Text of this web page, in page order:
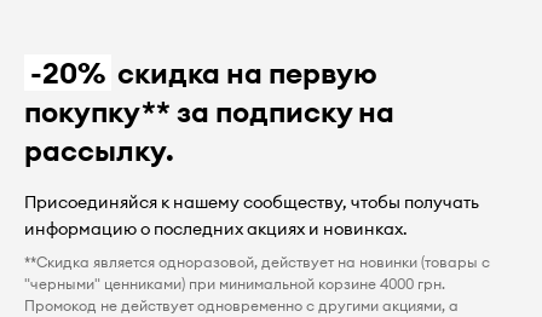
-20% скидка на первую
покупку** за подписку на
рассылку.
Присоединяйся к нашему сообществу, чтобы получать
информацию о последних акциях и новинках.
**Скидка является одноразовой, действует на новинки (товары с
"черными" ценниками) при минимальной корзине 4000 грн.
Промокод не действует одновременно с другими акциями, а